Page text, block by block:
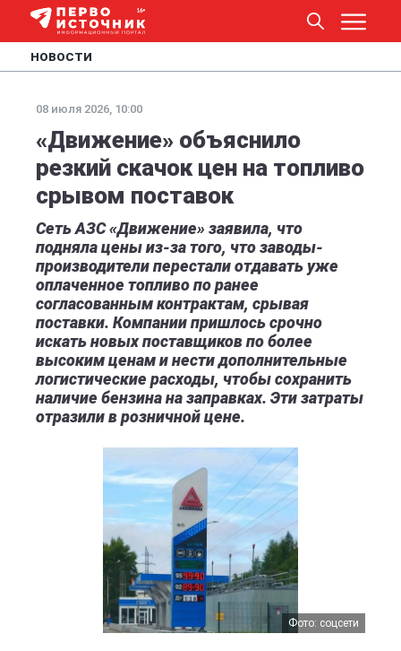
НОВОСТИ
08 июля 2026, 10:00
«Движение» объяснило
резкий скачок цен на топливо
срывом поставок
Сеть АЗС «Движение» заявила, что
подняла цены из-за того, что заводы-
производители перестали отдавать уже
оплаченное топливо по ранее
согласованным контрактам, срывая
поставки. Компании пришлось срочно
искать новых поставщиков по более
высоким ценам и нести дополнительные
логистические расходы, чтобы сохранить
наличие бензина на заправках. Эти затраты
отразили в розничной цене.
Фото: соцсети